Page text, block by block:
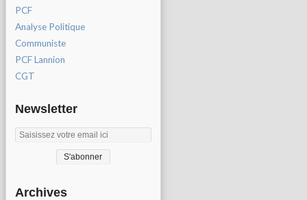
PCF
Analyse Politique
Communiste
PCF Lannion
CGT
Newsletter
Archives